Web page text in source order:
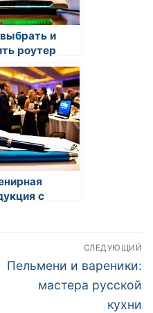
и
роутер
в Санкт-
с
СЛЕДУЮЩИЙ
Следующая
запись:
Пельмени и вареники:
мастера русской
кухни